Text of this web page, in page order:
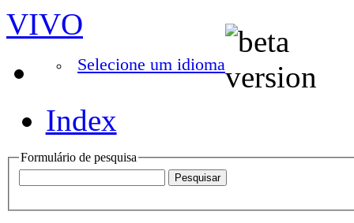
VIVO
Selecione um idioma
Index
Formulário de pesquisa